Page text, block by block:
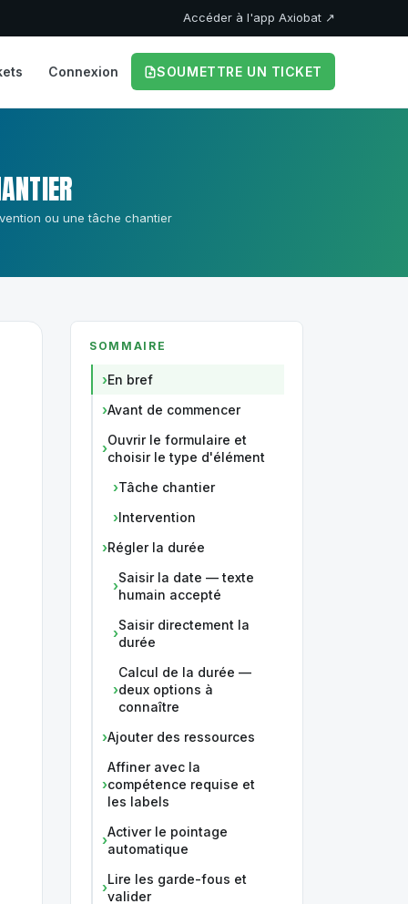
Accéder à l'app Axiobat ↗
Connexion SOUMETTRE UN TICKET
ou une tâche chantier
SOMMAIRE
En bref
Avant de commencer
Ouvrir le formulaire et
choisir le type d'élément
Tâche chantier
Intervention
Régler la durée
Saisir la date — texte
humain accepté
Saisir directement la
durée
Calcul de la durée —
deux options à
connaître
Ajouter des ressources
Affiner avec la
compétence requise et
les labels
Activer le pointage
automatique
Lire les garde-fous et
valider